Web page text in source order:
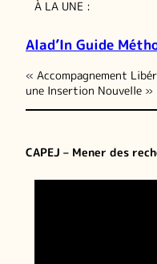
À LA UNE :
Alad’In Guide
« Accompagnement
une Insertion Nouvelle »
CAPEJ – Mener des